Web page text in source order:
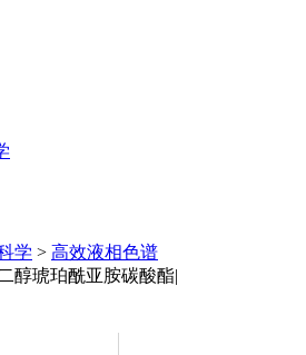
学 > 高效液相色谱
醇琥珀酰亚胺碳酸酯|